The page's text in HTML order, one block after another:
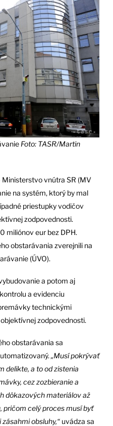
Foto: TASR/Martin
Ministerstvo vnútra SR (MV
na systém, ktorý by mal
priestupky vodičov
zodpovednosti.
miliónov eur bez DPH.
obstarávania zverejnili na
(ÚVO).
a potom aj
a evidenciu
technickými
zodpovednosti.
obstarávania sa
„Musí pokrývať
delikte, a to od zistenia
cez zozbieranie a
dôkazových materiálov až
pričom celý proces musí byť
obsluhy,“uvádza sa